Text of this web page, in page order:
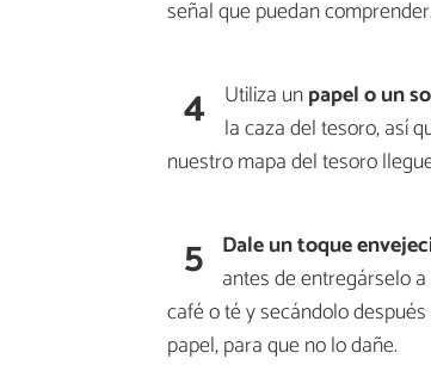
señal que puedan comprender.
4 Utiliza unpapel o un
la caza del tesoro, así
nuestro mapa del tesoro
5 Dale un toque
antes de entregárselo
café o té y secándolo
papel, para que no lo dañe.